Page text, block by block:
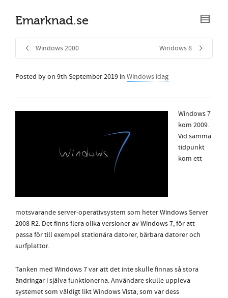
Emarknad.se
Windows 2000 Windows 8
Posted byon 9th September 2019 in Windows idag
Windows 7
kom 2009.
Vid samma
tidpunkt
kom ett
motsvarande server-operativsystem som heter Windows Server
2008 R2. Det finns flera olika versioner av Windows 7, för att
passa för till exempel stationära datorer, bärbara datorer och
surfplattor.
Tanken med Windows 7 var att det inte skulle finnas så stora
ändringar i själva funktionerna. Användare skulle uppleva
systemet som väldigt likt Windows Vista, som var dess